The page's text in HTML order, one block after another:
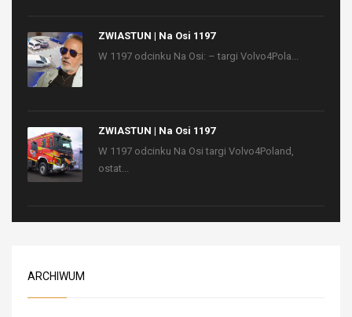
ZWIASTUN | Na Osi 1197
W 1197 odcinku Na Osi: – targi Volvo4Pola...
ZWIASTUN | Na Osi 1197
W 1197 odcinku Na Osi targi Volvo4Poland,
ostat...
ARCHIWUM